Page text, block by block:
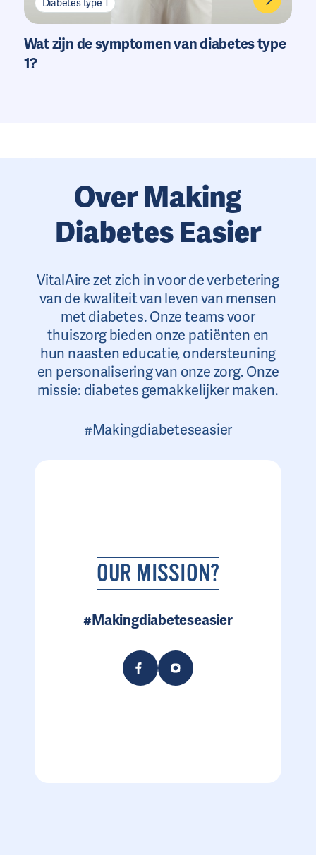
Diabetes type 1
Wat zijn de symptomen van diabetes type
1?
Over Making
Diabetes Easier
VitalAire zet zich in voor de verbetering
van de kwaliteit van leven van mensen
met diabetes. Onze teams voor
thuiszorg bieden onze patiënten en
hun naasten educatie, ondersteuning
en personalisering van onze zorg. Onze
missie: diabetes gemakkelijker maken.
#Makingdiabeteseasier
OUR MISSION?
#Makingdiabeteseasier